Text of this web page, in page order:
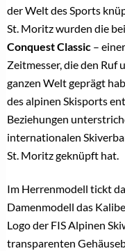
der Welt des Sports
St. Moritz wurden die
Conquest Classic –
Zeitmesser, die den Ruf
ganzen Welt geprägt
des alpinen Skisports
Beziehungen
internationalen
St. Moritz geknüpft hat.
Im Herrenmodell tickt
Damenmodell das
Logo der FIS Alpinen
transparenten